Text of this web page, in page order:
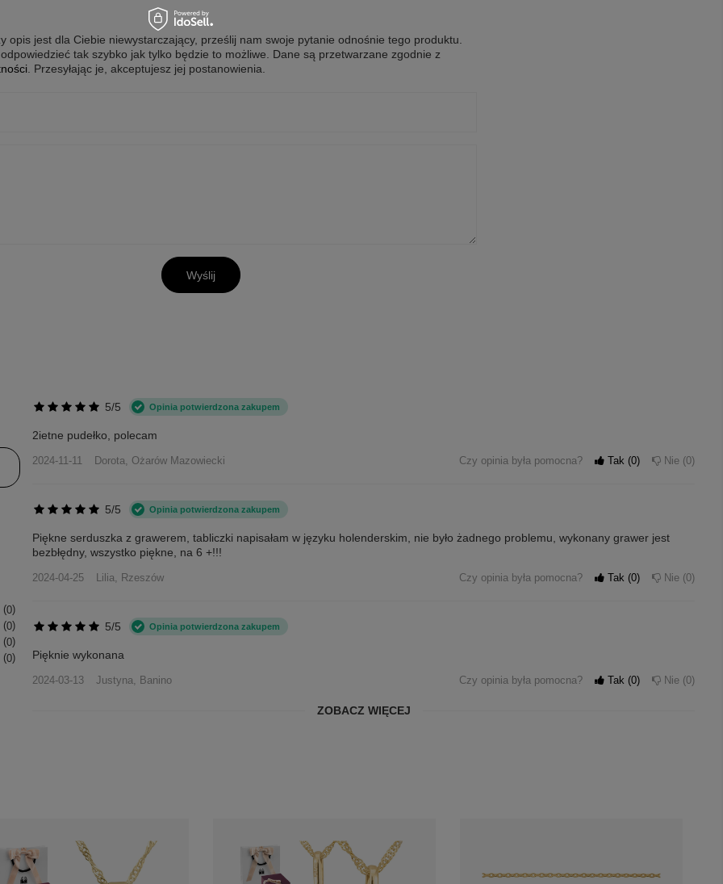
opis jest dla Ciebie niewystarczający, prześlij nam swoje pytanie odnośnie tego produktu.
tak szybko jak tylko będzie to możliwe. Dane są przetwarzane zgodnie z
. Przesyłając je, akceptujesz jej postanowienia.
Wyślij
0
0
0
0
5/5 Opinia potwierdzona zakupem
2ietne pudełko, polecam
2024-11-11 Dorota, Ożarów Mazowiecki Czy opinia była pomocna? Tak 0 Nie 0
5/5 Opinia potwierdzona zakupem
Piękne serduszka z grawerem, tabliczki napisałam w języku holenderskim, nie było żadnego problemu, wykonany grawer jest
bezbłędny, wszystko piękne, na 6 +!!!
2024-04-25 Lilia, Rzeszów Czy opinia była pomocna? Tak 0 Nie 0
5/5 Opinia potwierdzona zakupem
Pięknie wykonana
2024-03-13 Justyna, Banino Czy opinia była pomocna? Tak 0 Nie 0
ZOBACZ WIĘCEJ